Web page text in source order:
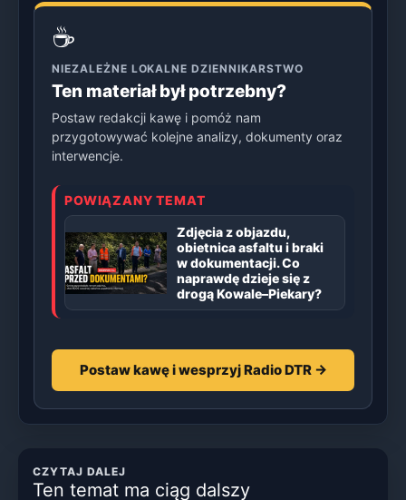
☕
NIEZALEŻNE LOKALNE DZIENNIKARSTWO
Ten materiał był potrzebny?
Postaw redakcji kawę i pomóż nam
przygotowywać kolejne analizy, dokumenty oraz
interwencje.
POWIĄZANY TEMAT
Zdjęcia z objazdu,
obietnica asfaltu i braki
w dokumentacji. Co
naprawdę dzieje się z
drogą Kowale–Piekary?
Postaw kawę i wesprzyj Radio DTR →
CZYTAJ DALEJ
Ten temat ma ciąg dalszy